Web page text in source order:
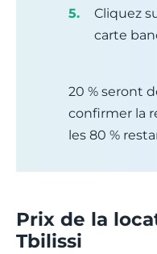
Cliquez
carte
20 % seront
confirmer la
les 80 %
Prix de la
Tbilissi